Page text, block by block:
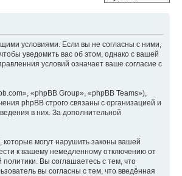
условиями. Если вы не согласны с ними,
уведомить вас об этом, однако с вашей
условий означает ваше согласие с
«phpBB Group», «phpBB Teams»),
phpBB строго связаны с организацией и
в них. За дополнительной
могут нарушить законы вашей
к вашему немедленному отключению от
Вы соглашаетесь с тем, что
вы согласны с тем, что введённая